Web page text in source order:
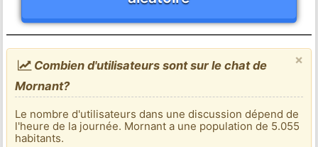
×
Combien d'utilisateurs sont sur le chat de
Mornant?
Le nombre d'utilisateurs dans une discussion dépend de
l'heure de la journée. Mornant a une population de 5.055
habitants.